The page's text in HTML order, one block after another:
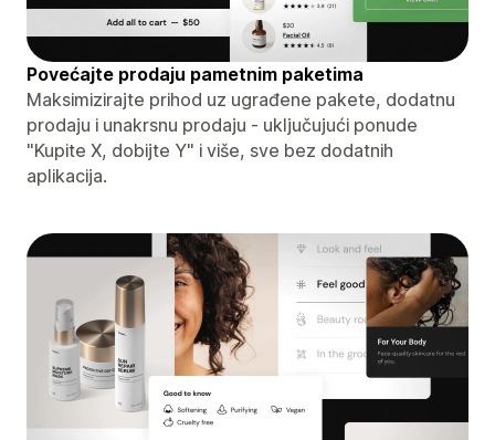
Povećajte prodaju pametnim paketima
Maksimizirajte prihod uz ugrađene pakete, dodatnu
prodaju i unakrsnu prodaju - uključujući ponude
"Kupite X, dobijte Y" i više, sve bez dodatnih
aplikacija.